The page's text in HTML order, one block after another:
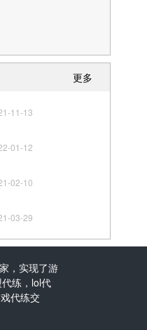
更多
11-13
01-12
02-10
03-29
，实现了游
练，lol代
代练交